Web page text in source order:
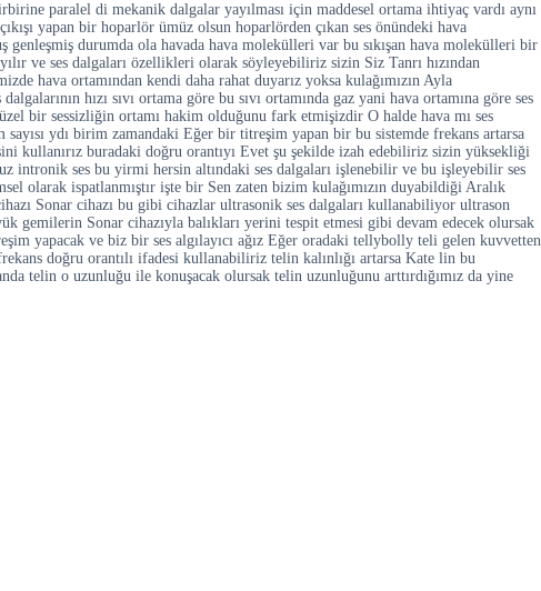
paralel di mekanik dalgalar yayılması için maddesel ortama ihtiyaç vardı aynı
yapan bir hoparlör ümüz olsun hoparlörden çıkan ses önündeki hava
genleşmiş durumda ola havada hava molekülleri var bu sıkışan hava molekülleri bir
ve ses dalgaları özellikleri olarak söyleyebiliriz sizin Siz Tanrı hızından
hava ortamından kendi daha rahat duyarız yoksa kulağımızın Ayla
hızı sıvı ortama göre bu sıvı ortamında gaz yani hava ortamına göre ses
bir sessizliğin ortamı hakim olduğunu fark etmişizdir O halde hava mı ses
ydı birim zamandaki Eğer bir titreşim yapan bir bu sistemde frekans artarsa
kullanırız buradaki doğru orantıyı Evet şu şekilde izah edebiliriz sizin yüksekliği
intronik ses bu yirmi hersin altındaki ses dalgaları işlenebilir ve bu işleyebilir ses
olarak ispatlanmıştır işte bir Sen zaten bizim kulağımızın duyabildiği Aralık
Sonar cihazı bu gibi cihazlar ultrasonik ses dalgaları kullanabiliyor ultrason
gemilerin Sonar cihazıyla balıkları yerini tespit etmesi gibi devam edecek olursak
yapacak ve biz bir ses algılayıcı ağız Eğer oradaki tellybolly teli gelen kuvvetten
doğru orantılı ifadesi kullanabiliriz telin kalınlığı artarsa Kate lin bu
telin o uzunluğu ile konuşacak olursak telin uzunluğunu arttırdığımız da yine